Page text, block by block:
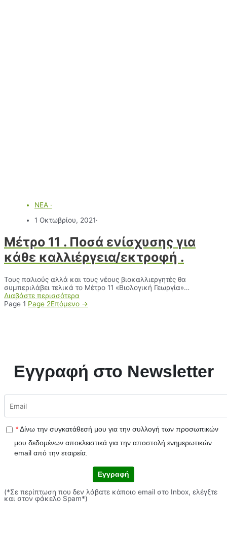
ΝΕΑ ·
1 Οκτωβρίου, 2021·
Μέτρο 11 . Ποσά ενίσχυσης για
κάθε καλλιέργεια/εκτροφή .
Τους παλιούς αλλά και τους νέους βιοκαλλιεργητές θα
συμπεριλάβει τελικά το Μέτρο 11 «Βιολογική Γεωργία»…
Διαβάστε περισσότερα
Page 1 Page 2Επόμενο →
Εγγραφή στο Newsletter
* Δίνω την συγκατάθεσή μου για την συλλογή των προσωπικών
μου δεδομένων αποκλειστικά για την αποστολή ενημερωτικών
email από την εταιρεία.
Εγγραφή
(*Σε περίπτωση που δεν λάβατε κάποιο email στο Inbox, ελέγξτε
και στον φάκελο Spam*)